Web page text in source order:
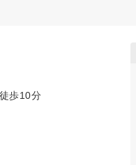
歩10分